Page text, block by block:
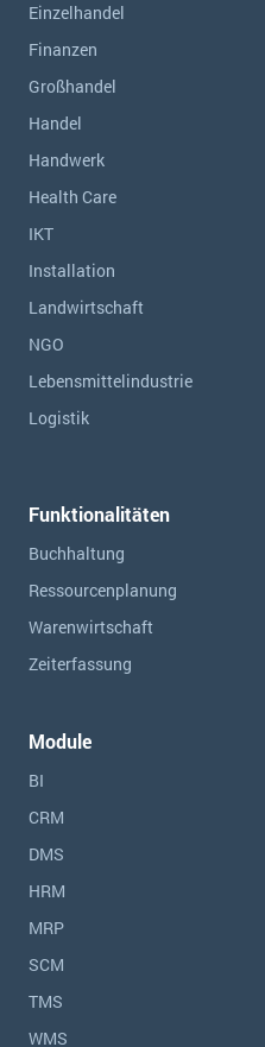
Einzelhandel
Finanzen
Großhandel
Handel
Handwerk
Health Care
IKT
Installation
Landwirtschaft
NGO
Lebensmittelindustrie
Logistik
Funktionalitäten
Buchhaltung
Ressourcen­planung
Warenwirtschaft
Zeiterfassung
Module
BI
CRM
DMS
HRM
MRP
SCM
TMS
WMS